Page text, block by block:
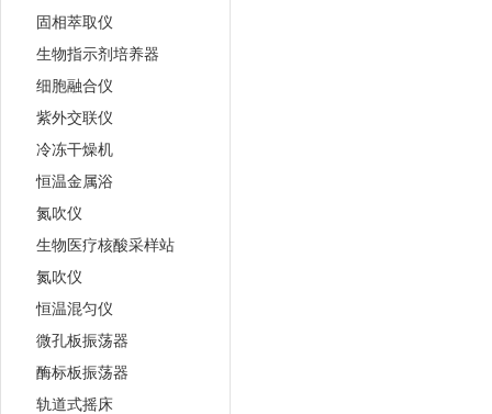
固相萃取仪
生物指示剂培养器
细胞融合仪
紫外交联仪
冷冻干燥机
恒温金属浴
氮吹仪
生物医疗核酸采样站
氮吹仪
恒温混匀仪
微孔板振荡器
酶标板振荡器
轨道式摇床